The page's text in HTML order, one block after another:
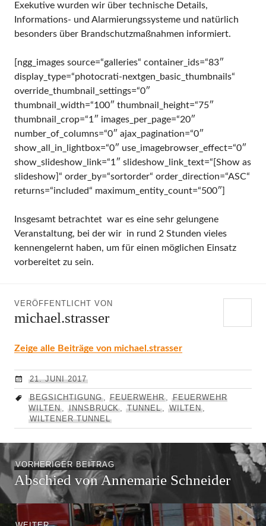
Exekutive wurden wir über technische Details,
Informations- und Alarmierungssysteme und natürlich
besonders über Brandschutzmaßnahmen informiert.
[ngg_images source=“galleries“ container_ids=“83″
display_type=“photocrati-nextgen_basic_thumbnails“
override_thumbnail_settings=“0″
thumbnail_width=“100″ thumbnail_height=“75″
thumbnail_crop=“1″ images_per_page=“20″
number_of_columns=“0″ ajax_pagination=“0″
show_all_in_lightbox=“0″ use_imagebrowser_effect=“0″
show_slideshow_link=“1″ slideshow_link_text=“[Show as
slideshow]“ order_by=“sortorder“ order_direction=“ASC“
returns=“included“ maximum_entity_count=“500″]
Insgesamt betrachtet war es eine sehr gelungene
Veranstaltung, bei der wir in rund 2 Stunden vieles
kennengelernt haben, um für einen möglichen Einsatz
vorbereitet zu sein.
VERÖFFENTLICHT VON
michael.strasser
Zeige alle Beiträge von michael.strasser
21. JUNI 2017
BEGSICHTIGUNG, FEUERWEHR,FEUERWEHR
WILTEN, INNSBRUCK,TUNNEL,WILTEN,
WILTENER TUNNEL
Beitragsnavigation
VORHERIGER BEITRAG Vorheriger
Beitrag:
Abschied von Annemarie Schneider